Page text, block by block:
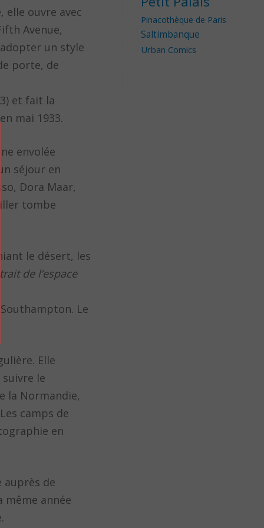
elle ouvre avec
Avenue,
un style
porte, de
et fait la
mai 1933.
envolée
séjour en
Dora Maar,
tombe
le désert, les
de l’espace
Le
Elle
le
la Normandie,
camps de
en
auprès de
même année
Pinacothèque de Paris
Saltimbanque
Urban Comics